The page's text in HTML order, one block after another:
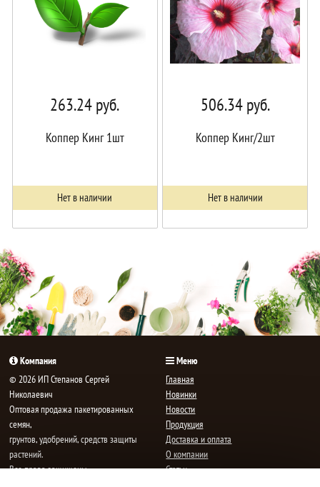
263.24руб.
Коппер Кинг 1шт
Нет в наличии
506.34руб.
Коппер Кинг/2шт
Нет в наличии
Компания
© 2026 ИП Степанов Сергей
Николаевич
Oптовая продажа пакетированных
семян,
грунтов, удобрений, средств защиты
растений.
Все права защищены.
Меню
Главная
Новинки
Новости
Продукция
Доставка и оплата
О компании
Статьи